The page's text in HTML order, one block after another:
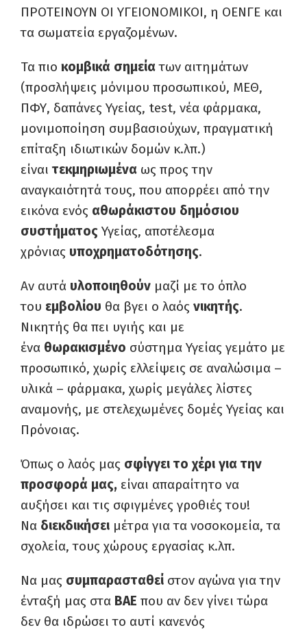
ΠΡΟΤΕΙΝΟΥΝ ΟΙ ΥΓΕΙΟΝΟΜΙΚΟΙ, η ΟΕΝΓΕ και
τα σωματεία εργαζομένων.
Τα πιο κομβικά σημείατων αιτημάτων
(προσλήψεις μόνιμου προσωπικού, ΜΕΘ,
ΠΦΥ, δαπάνες Υγείας, test, νέα φάρμακα,
μονιμοποίηση συμβασιούχων, πραγματική
επίταξη ιδιωτικών δομών κ.λπ.)
είναιτεκμηριωμένα ως προς την
αναγκαιότητά τους, που απορρέει από την
εικόνα ενός αθωράκιστου δημόσιου
συστήματος Υγείας, αποτέλεσμα
χρόνιας υποχρηματοδότησης.
Αν αυτά υλοποιηθούν μαζί με το όπλο
του εμβολίου θα βγει ο λαός νικητής.
Νικητής θα πει υγιής και με
ένα θωρακισμένο σύστημα Υγείας γεμάτο με
προσωπικό, χωρίς ελλείψεις σε αναλώσιμα –
υλικά – φάρμακα, χωρίς μεγάλες λίστες
αναμονής, με στελεχωμένες δομές Υγείας και
Πρόνοιας.
Όπως ο λαός μας σφίγγει το χέρι για την
προσφορά μας, είναι απαραίτητο να
αυξήσει και τις σφιγμένες γροθιές του!
Να διεκδικήσει μέτρα για τα νοσοκομεία, τα
σχολεία, τους χώρους εργασίας κ.λπ.
Να μας συμπαρασταθεί στον αγώνα για την
ένταξή μας στα ΒΑΕ που αν δεν γίνει τώρα
δεν θα ιδρώσει το αυτί κανενός